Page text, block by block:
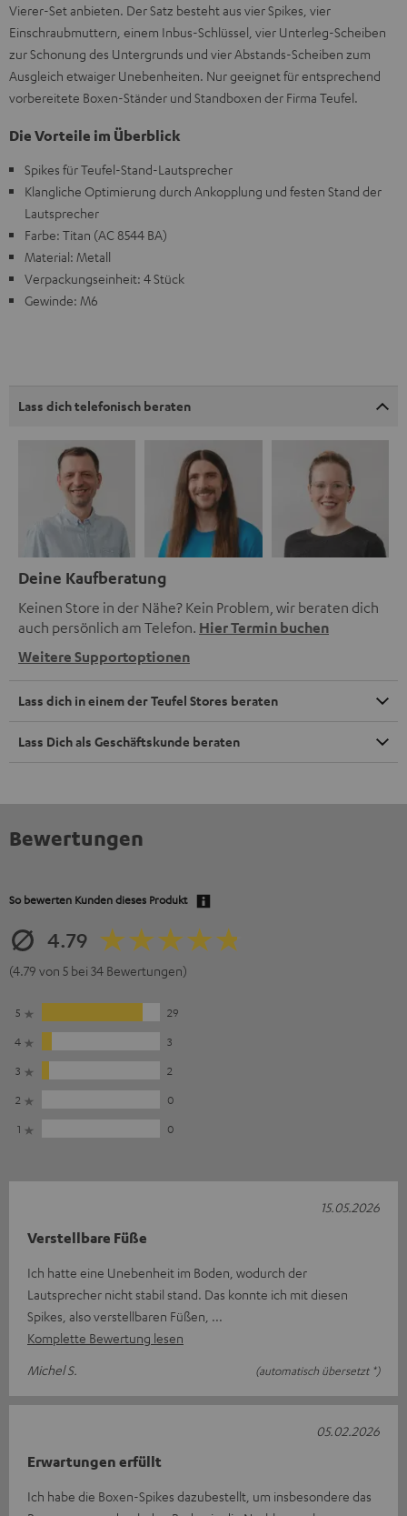
Vierer-Set anbieten. Der Satz besteht aus vier Spikes, vier
Einschraubmuttern, einem Inbus-Schlüssel, vier Unterleg-Scheiben
zur Schonung des Untergrunds und vier Abstands-Scheiben zum
Ausgleich etwaiger Unebenheiten. Nur geeignet für entsprechend
vorbereitete Boxen-Ständer und Standboxen der Firma Teufel.
Die Vorteile im Überblick
Spikes für Teufel-Stand-Lautsprecher
Klangliche Optimierung durch Ankopplung und festen Stand der
Lautsprecher
Farbe: Titan (AC 8544 BA)
Material: Metall
Verpackungseinheit: 4 Stück
Gewinde: M6
Lass dich telefonisch beraten
Deine Kaufberatung
Keinen Store in der Nähe? Kein Problem, wir beraten dich
auch persönlich am Telefon. Hier Termin buchen
Weitere Supportoptionen
Lass dich in einem der Teufel Stores beraten
Lass Dich als Geschäftskunde beraten
Bewertungen
So bewerten Kunden dieses Produkt
4.79
(4.79 von 5 bei 34 Bewertungen)
5
29
4
3
3
2
2
0
1
0
Verstellbare Füße
Ich hatte eine Unebenheit im Boden, wodurch der
Lautsprecher nicht stabil stand. Das konnte ich mit diesen
Spikes, also verstellbaren Füßen,
Komplette Bewertung lesen
Michel S.
(automatisch übersetzt *)
15.05.2026
Erwartungen erfüllt
Ich habe die Boxen-Spikes dazubestellt, um insbesondere das
05.02.2026